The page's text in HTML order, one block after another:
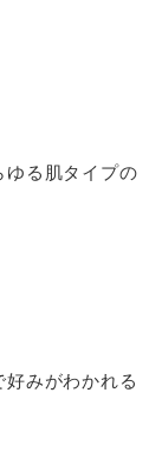
る肌タイプの
みがわかれる